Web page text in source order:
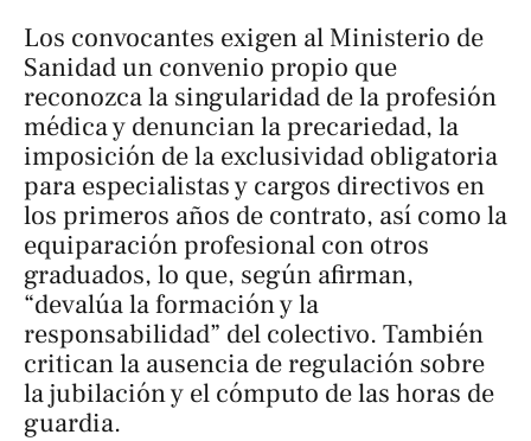
Los convocantes exigen al Ministerio de
Sanidad un convenio propio que
reconozca la singularidad de la profesión
médica y denuncian la precariedad, la
imposición de la exclusividad obligatoria
para especialistas y cargos directivos en
los primeros años de contrato, así como la
equiparación profesional con otros
graduados, lo que, según afirman,
“devalúa la formación y la
responsabilidad” del colectivo. También
critican la ausencia de regulación sobre
la jubilación y el cómputo de las horas de
guardia.